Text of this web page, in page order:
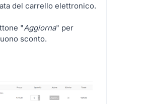
del carrello elettronico.
"Aggiorna" per
sconto.